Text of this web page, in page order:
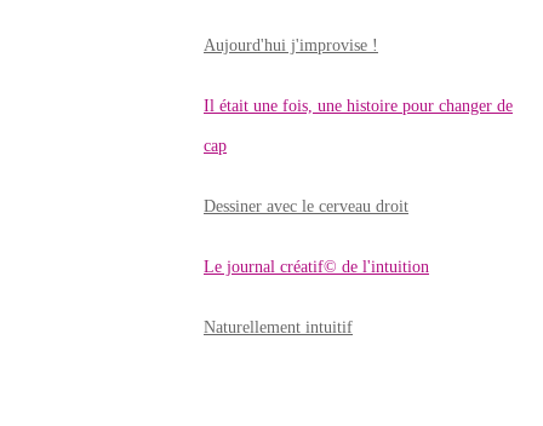
Aujourd'hui j'improvise !
Il était une fois, une histoire pour changer de
cap
Dessiner avec le cerveau droit
Le journal créatif© de l'intuition
Naturellement intuitif